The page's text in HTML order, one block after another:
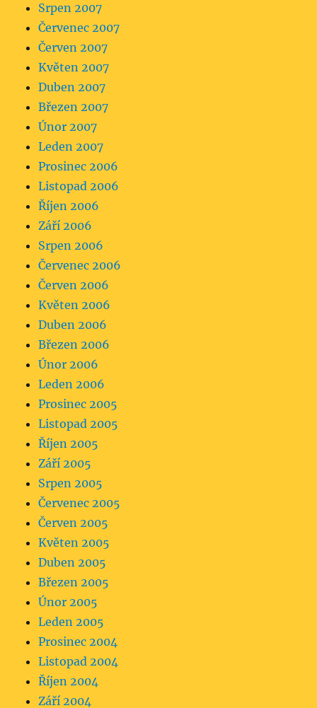
Srpen 2007
Červenec 2007
Červen 2007
Květen 2007
Duben 2007
Březen 2007
Únor 2007
Leden 2007
Prosinec 2006
Listopad 2006
Říjen 2006
Září 2006
Srpen 2006
Červenec 2006
Červen 2006
Květen 2006
Duben 2006
Březen 2006
Únor 2006
Leden 2006
Prosinec 2005
Listopad 2005
Říjen 2005
Září 2005
Srpen 2005
Červenec 2005
Červen 2005
Květen 2005
Duben 2005
Březen 2005
Únor 2005
Leden 2005
Prosinec 2004
Listopad 2004
Říjen 2004
Září 2004